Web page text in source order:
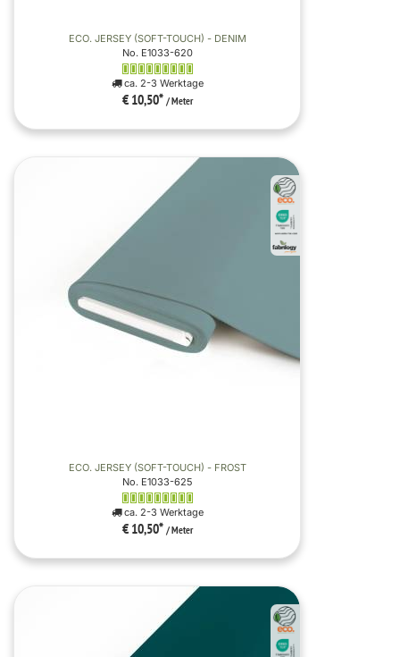
ECO. JERSEY (SOFT-TOUCH) - DENIM
No. E1033-620
ca. 2-3 Werktage
€ 10,50* / Meter
ECO. JERSEY (SOFT-TOUCH) - FROST
No. E1033-625
ca. 2-3 Werktage
€ 10,50* / Meter